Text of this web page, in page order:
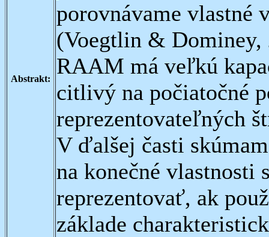
Abstrakt:
porovnávame vlastné
(Voegtlin & Dominey,
RAAM má veľkú
citlivý na počiatočné
reprezentovateľných
V ďalšej časti
na konečné
reprezentovať, ak
základe